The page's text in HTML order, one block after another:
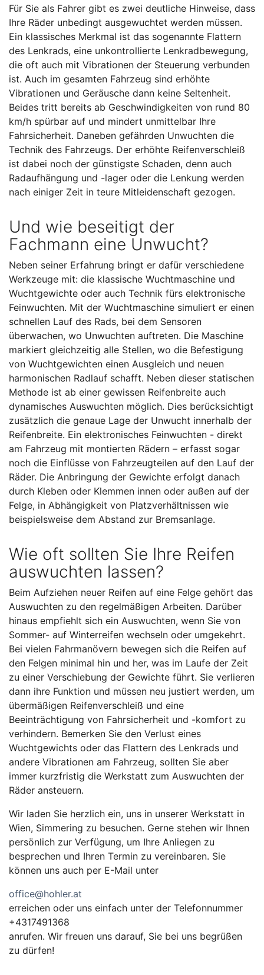
Für Sie als Fahrer gibt es zwei deutliche Hinweise, dass
Ihre Räder unbedingt ausgewuchtet werden müssen.
Ein klassisches Merkmal ist das sogenannte Flattern
des Lenkrads, eine unkontrollierte Lenkradbewegung,
die oft auch mit Vibrationen der Steuerung verbunden
ist. Auch im gesamten Fahrzeug sind erhöhte
Vibrationen und Geräusche dann keine Seltenheit.
Beides tritt bereits ab Geschwindigkeiten von rund 80
km/h spürbar auf und mindert unmittelbar Ihre
Fahrsicherheit. Daneben gefährden Unwuchten die
Technik des Fahrzeugs. Der erhöhte Reifenverschleiß
ist dabei noch der günstigste Schaden, denn auch
Radaufhängung und -lager oder die Lenkung werden
nach einiger Zeit in teure Mitleidenschaft gezogen.
Und wie beseitigt der
Fachmann eine Unwucht?
Neben seiner Erfahrung bringt er dafür verschiedene
Werkzeuge mit: die klassische Wuchtmaschine und
Wuchtgewichte oder auch Technik fürs elektronische
Feinwuchten. Mit der Wuchtmaschine simuliert er einen
schnellen Lauf des Rads, bei dem Sensoren
überwachen, wo Unwuchten auftreten. Die Maschine
markiert gleichzeitig alle Stellen, wo die Befestigung
von Wuchtgewichten einen Ausgleich und neuen
harmonischen Radlauf schafft. Neben dieser statischen
Methode ist ab einer gewissen Reifenbreite auch
dynamisches Auswuchten möglich. Dies berücksichtigt
zusätzlich die genaue Lage der Unwucht innerhalb der
Reifenbreite. Ein elektronisches Feinwuchten - direkt
am Fahrzeug mit montierten Rädern – erfasst sogar
noch die Einflüsse von Fahrzeugteilen auf den Lauf der
Räder. Die Anbringung der Gewichte erfolgt danach
durch Kleben oder Klemmen innen oder außen auf der
Felge, in Abhängigkeit von Platzverhältnissen wie
beispielsweise dem Abstand zur Bremsanlage.
Wie oft sollten Sie Ihre Reifen
auswuchten lassen?
Beim Aufziehen neuer Reifen auf eine Felge gehört das
Auswuchten zu den regelmäßigen Arbeiten. Darüber
hinaus empfiehlt sich ein Auswuchten, wenn Sie von
Sommer- auf Winterreifen wechseln oder umgekehrt.
Bei vielen Fahrmanövern bewegen sich die Reifen auf
den Felgen minimal hin und her, was im Laufe der Zeit
zu einer Verschiebung der Gewichte führt. Sie verlieren
dann ihre Funktion und müssen neu justiert werden, um
übermäßigen Reifenverschleiß und eine
Beeinträchtigung von Fahrsicherheit und -komfort zu
verhindern. Bemerken Sie den Verlust eines
Wuchtgewichts oder das Flattern des Lenkrads und
andere Vibrationen am Fahrzeug, sollten Sie aber
immer kurzfristig die Werkstatt zum Auswuchten der
Räder ansteuern.
Wir laden Sie herzlich ein, uns in unserer Werkstatt in
Wien, Simmering zu besuchen. Gerne stehen wir Ihnen
persönlich zur Verfügung, um Ihre Anliegen zu
besprechen und Ihren Termin zu vereinbaren. Sie
können uns auch per E-Mail unter
office@hohler.at
erreichen oder uns einfach unter der Telefonnummer
+4317491368
anrufen. Wir freuen uns darauf, Sie bei uns begrüßen
zu dürfen!